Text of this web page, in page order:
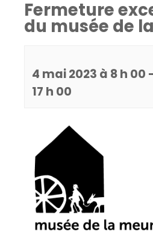
Fermeture
du musée de
4 mai 2023 à 8 h 00 -
17 h 00